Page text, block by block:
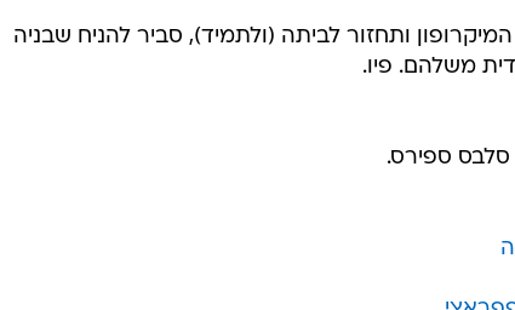
שכפי הנראה אך ורק תורמת לקידום הפרויקטים
לעשות את מה שאני עושה", הרגיעה הזמרת את ערוץ
ותחזור לביתה (ולתמיד), סביר להניח שבניה 